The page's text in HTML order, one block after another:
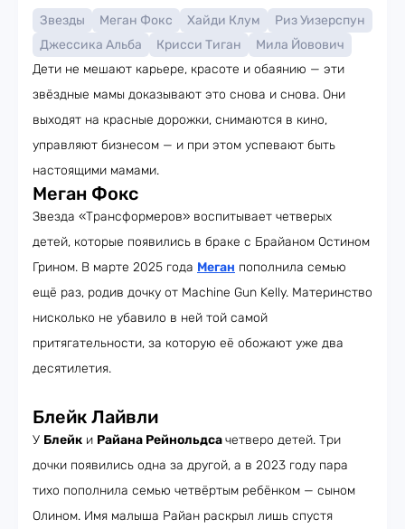
Звезды Меган Фокс Хайди Клум
Риз Уизерспун
Джессика Альба
Крисси Тиган
Мила Йовович
Дети не мешают карьере, красоте и обаянию — эти
звёздные мамы доказывают это снова и снова. Они
выходят на красные дорожки, снимаются в кино,
управляют бизнесом — и при этом успевают быть
настоящими мамами.
Меган Фокс
Звезда «Трансформеров» воспитывает четверых
детей, которые появились в браке с Брайаном Остином
Грином. В марте 2025 года Меган пополнила семью
ещё раз, родив дочку от Machine Gun Kelly. Материнство
нисколько не убавило в ней той самой
притягательности, за которую её обожают уже два
десятилетия.
Блейк Лайвли
У Блейк и Райана Рейнольдсачетверо детей. Три
дочки появились одна за другой, а в 2023 году пара
тихо пополнила семью четвёртым ребёнком — сыном
Олином. Имя малыша Райан раскрыл лишь спустя